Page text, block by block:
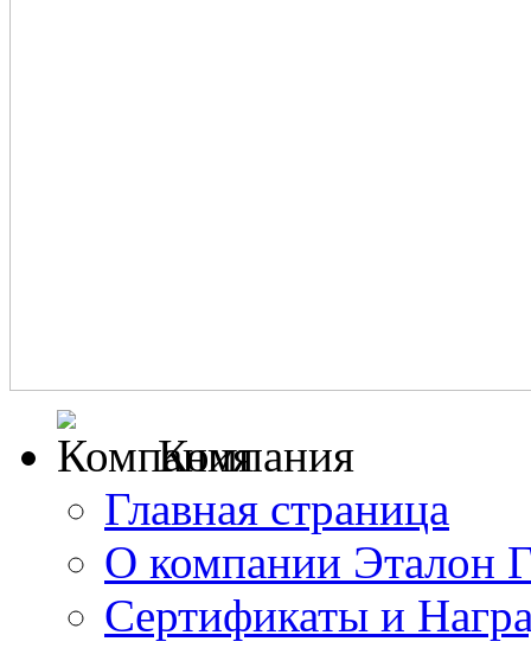
Компания
Главная страница
О компании Эталон
Сертификаты и